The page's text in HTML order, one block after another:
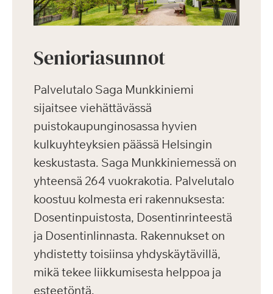
Senioriasunnot
Palvelutalo Saga Munkkiniemi
sijaitsee viehättävässä
puistokaupunginosassa hyvien
kulkuyhteyksien päässä Helsingin
keskustasta. Saga Munkkiniemessä on
yhteensä 264 vuokrakotia. Palvelutalo
koostuu kolmesta eri rakennuksesta:
Dosentinpuistosta, Dosentinrinteestä
ja Dosentinlinnasta. Rakennukset on
yhdistetty toisiinsa yhdyskäytävillä,
mikä tekee liikkumisesta helppoa ja
esteetöntä.